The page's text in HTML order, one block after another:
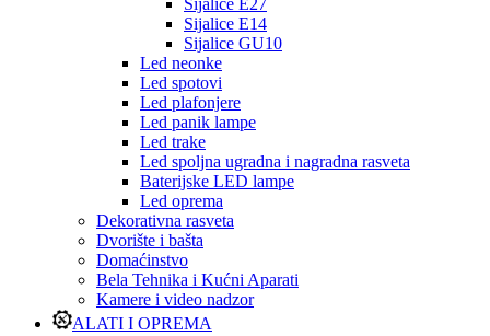
Sijalice E14
Sijalice GU10
Led neonke
Led spotovi
Led plafonjere
Led panik lampe
Led trake
Led spoljna ugradna i nagradna rasveta
Baterijske LED lampe
Led oprema
Dekorativna rasveta
Dvorište i bašta
Domaćinstvo
Bela Tehnika i Kućni Aparati
Kamere i video nadzor
ALATI I OPREMA